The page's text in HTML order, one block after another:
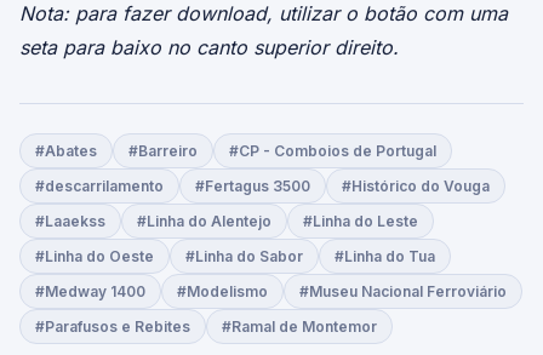
Nota: para fazer download, utilizar o botão com uma
seta para baixo no canto superior direito.
#Abates #Barreiro
#CP - Comboios de Portugal
#descarrilamento
#Fertagus 3500
#Histórico do Vouga
#Laaekss
#Linha do Alentejo
#Linha do Leste
#Linha do Oeste
#Linha do Sabor
#Linha do Tua
#Medway 1400
#Modelismo
#Museu Nacional Ferroviário
#Parafusos e Rebites
#Ramal de Montemor